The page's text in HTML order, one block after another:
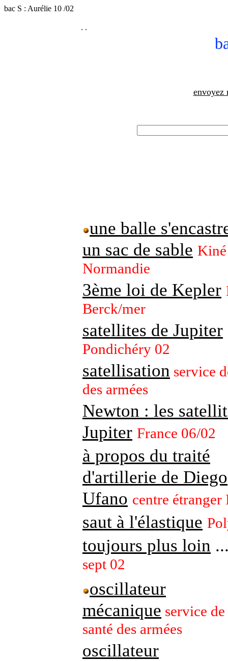
bac S : Aurélie 10 /02
. .
envoyez
une balle
un sac de sable
Normandie
3ème loi de Kepler
Berck/mer
satellites de Jupiter
Pondichéry 02
satellisation service
des armées
Newton : les
Jupiter France 06/02
à propos du traité
d'artillerie de Diego
Ufano centre étranger
saut à l'élastique
toujours plus loin
sept 02
oscillateur
mécanique service de
santé des armées
oscillateur